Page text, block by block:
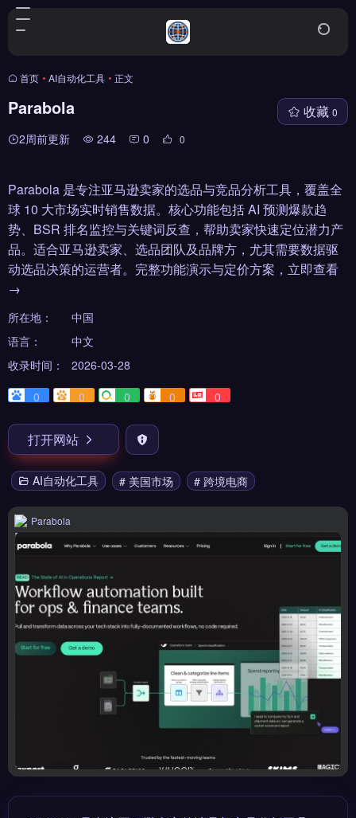
首页 • AI自动化工具 • 正文
Parabola
2周前更新 244 0 0
收藏 0
Parabola 是专注亚马逊卖家的选品与竞品分析工具，覆盖全
球 10 大市场实时销售数据。核心功能包括 AI 预测爆款趋
势、BSR 排名监控与关键词反查，帮助卖家快速定位潜力产
品。适合亚马逊卖家、选品团队及品牌方，尤其需要数据驱
动选品决策的运营者。完整功能演示与定价方案，立即查看
→
所在地：
中国
语言：
中文
收录时间：
2026-03-28
0
0 0 0 0
打开网站
AI自动化工具 # 美国市场 # 跨境电商
Parabola